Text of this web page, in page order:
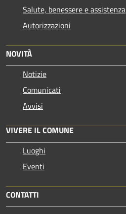
Salute, benessere e assistenza
Autorizzazioni
NOVITÀ
Notizie
Comunicati
Avvisi
VIVERE IL COMUNE
Luoghi
Eventi
CONTATTI